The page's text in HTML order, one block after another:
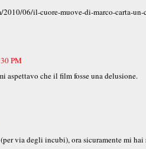
06/il-cuore-muove-di-marco-carta-un-
PM
aspettavo che il film fosse una delusione.
via degli incubi), ora sicuramente mi